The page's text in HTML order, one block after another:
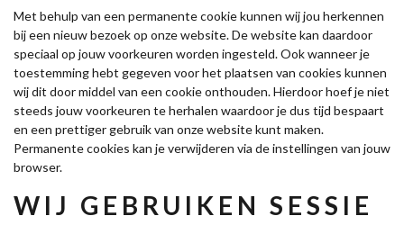
Met behulp van een permanente cookie kunnen wij jou herkennen
bij een nieuw bezoek op onze website. De website kan daardoor
speciaal op jouw voorkeuren worden ingesteld. Ook wanneer je
toestemming hebt gegeven voor het plaatsen van cookies kunnen
wij dit door middel van een cookie onthouden. Hierdoor hoef je niet
steeds jouw voorkeuren te herhalen waardoor je dus tijd bespaart
en een prettiger gebruik van onze website kunt maken.
Permanente cookies kan je verwijderen via de instellingen van jouw
browser.
WIJ GEBRUIKEN SESSIE